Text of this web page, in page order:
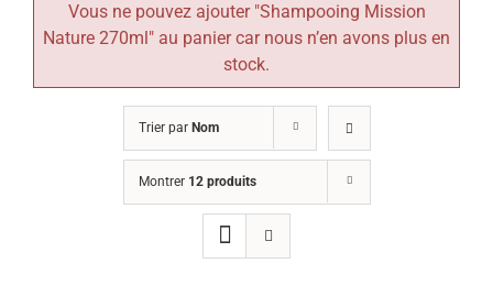
Vous ne pouvez ajouter "Shampooing Mission
Nature 270ml" au panier car nous n’en avons plus en
stock.
Trier par Nom
Montrer 12 produits